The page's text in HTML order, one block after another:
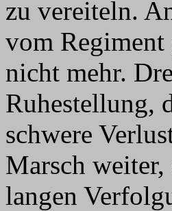
zu vereiteln.
vom Regiment
nicht mehr.
Ruhestellung,
schwere
Marsch
langen